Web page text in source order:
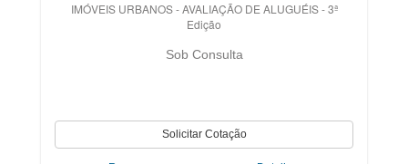
IMÓVEIS URBANOS - AVALIAÇÃO DE ALUGUÉIS - 3ª
Edição
Sob Consulta